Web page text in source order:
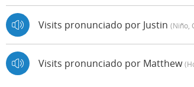
Visits pronunciado por Justin (niño,
Visits pronunciado por Matthew